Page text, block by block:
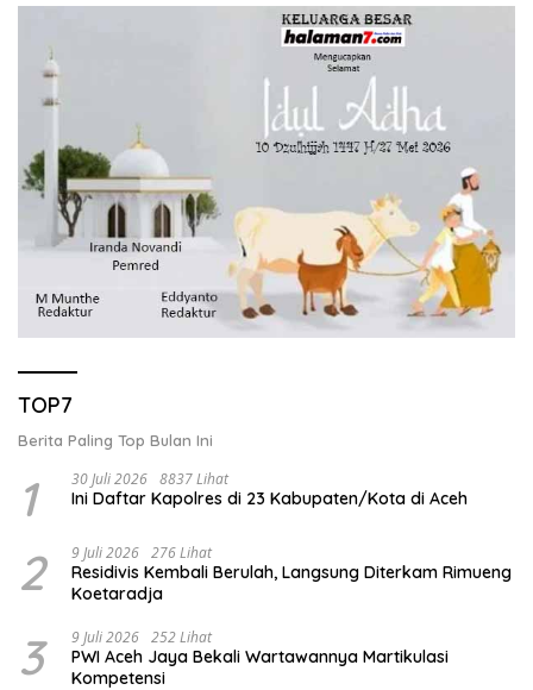
TOP7
Berita Paling Top Bulan Ini
1 30 Juli 2026 8837 Lihat
Ini Daftar Kapolres di 23 Kabupaten/Kota di Aceh
2 9 Juli 2026 276 Lihat
Residivis Kembali Berulah, Langsung Diterkam Rimueng
Koetaradja
3 9 Juli 2026 252 Lihat
PWI Aceh Jaya Bekali Wartawannya Martikulasi
Kompetensi